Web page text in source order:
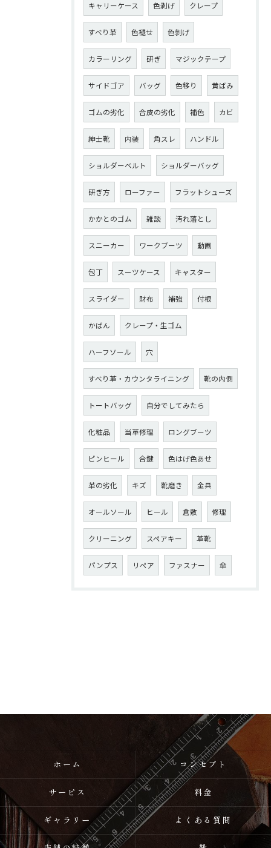
キャリーケース 色剥げ クレープ
すべり革 色褪せ 色剝げ
カラーリング 研ぎ マジックテープ
サイドゴア バッグ 色移り 黄ばみ
ゴムの劣化 合皮の劣化 補色 カビ
紳士靴 内装 角スレ ハンドル
ショルダーベルト ショルダーバッグ
研ぎ方 ローファー フラットシューズ
かかとのゴム 雑談 汚れ落とし
スニーカー ワークブーツ 動画
包丁 スーツケース キャスター
スライダー 財布 補強 付根
かばん クレープ・生ゴム
ハーフソール 穴
すべり革・カウンタライニング 靴の内側
トートバッグ 自分でしてみたら
化粧品 当革修理 ロングブーツ
ピンヒール 合鍵 色はげ色あせ
革の劣化 キズ 靴磨き 金具
オールソール ヒール 倉敷 修理
クリーニング スペアキー 革靴
パンプス リペア ファスナー 傘
ホーム コンセプト
サービス 料金
ギャラリー よくある質問